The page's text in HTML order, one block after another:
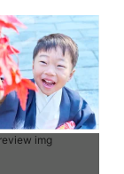
おります。
はあくまでお
ましてもお断
合もございま
お問い合わせ